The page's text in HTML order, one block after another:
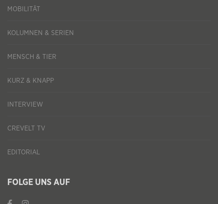
MOBILITÄT
KOLUMNEN & SERIEN
MENSCH & TIER
KURZ & KNAPP
INTERVIEW
CREVELT TV
EDITORIAL
FOLGE UNS AUF